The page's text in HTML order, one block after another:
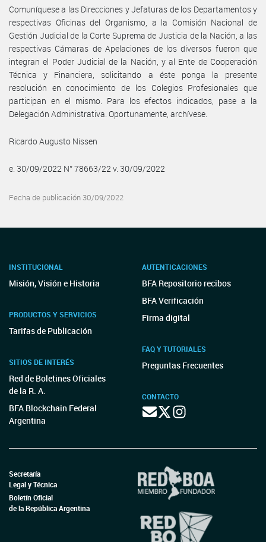
Comuníquese a las Direcciones y Jefaturas de los Departamentos y
respectivas Oficinas del Organismo, a la Comisión Nacional de
Gestión Judicial de la Corte Suprema de Justicia de la Nación, a las
respectivas Cámaras de Apelaciones de los diversos fueron que
integran el Poder Judicial de la Nación, y al Ente de Cooperación
Técnica y Financiera, solicitando a éste ponga la presente
resolución en conocimiento de los Colegios Profesionales que
participan en el mismo. Para los efectos indicados, pase a la
Delegación Administrativa. Oportunamente, archívese.
Ricardo Augusto Nissen
e. 30/09/2022 N° 78663/22 v. 30/09/2022
Fecha de publicación 30/09/2022
INSTITUCIONAL
Misión, Visión e Historia
PRODUCTOS Y SERVICIOS
Tarifas de Publicación
SITIOS DE INTERÉS
Red de Boletines Oficiales
de la R. A.
BFA Blockchain Federal
Argentina
AUTENTICACIONES
BFA Repositorio recibos
BFA Verificación
Firma digital
FAQ Y TUTORIALES
Preguntas Frecuentes
CONTACTO
Secretaría
Legal y Técnica
Boletín Oficial
de la República Argentina